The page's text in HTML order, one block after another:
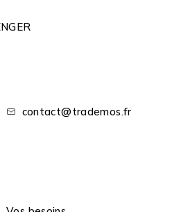
contact@trademos.fr